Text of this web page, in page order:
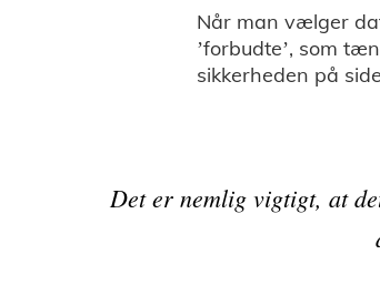
Når man vælger
’forbudte’, som
sikkerheden på
Det er nemlig vigtigt, at